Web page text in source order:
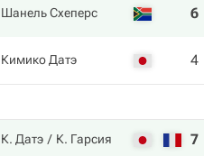
Шанель Схеперс 6
Кимико Датэ 4
К. Датэ К. Гарсия 7